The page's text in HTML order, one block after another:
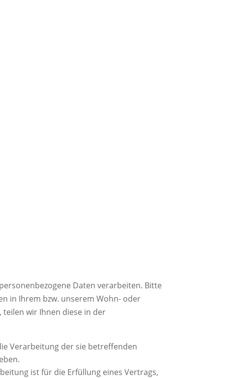
Daten verarbeiten. Bitte
in Ihrem bzw. unserem Wohn- oder
teilen wir Ihnen diese in der
Verarbeitung der sie betreffenden
ist für die Erfüllung eines Vertrags,